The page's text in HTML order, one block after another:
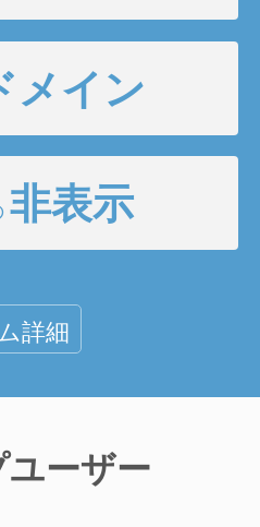
メイン
非表示
詳細
ーザー